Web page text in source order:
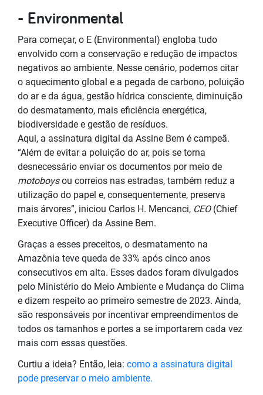
- Environmental
Para começar, o E (Environmental) engloba tudo
envolvido com a conservação e redução de impactos
negativos ao ambiente. Nesse cenário, podemos citar
o aquecimento global e a pegada de carbono, poluição
do ar e da água, gestão hídrica consciente, diminuição
do desmatamento, mais eficiência energética,
biodiversidade e gestão de resíduos.
Aqui, a assinatura digital da Assine Bem é campeã.
“Além de evitar a poluição do ar, pois se torna
desnecessário enviar os documentos por meio de
motoboysou correios nas estradas, também reduz a
utilização do papel e, consequentemente, preserva
mais árvores”, iniciou Carlos H. Mencanci, CEO (Chief
Executive Officer) da Assine Bem.
Graças a esses preceitos, o desmatamento na
Amazônia teve queda de 33% após cinco anos
consecutivos em alta. Esses dados foram divulgados
pelo Ministério do Meio Ambiente e Mudança do Clima
e dizem respeito ao primeiro semestre de 2023. Ainda,
são responsáveis por incentivar empreendimentos de
todos os tamanhos e portes a se importarem cada vez
mais com essas questões.
Curtiu a ideia? Então, leia: como a assinatura digital
pode preservar o meio ambiente.